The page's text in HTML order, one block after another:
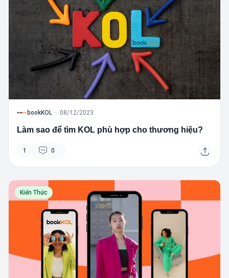
B bookKOL · 08/12/2023
Làm sao để tìm KOL phù hợp cho thương hiệu?
1 0
Kiến Thức